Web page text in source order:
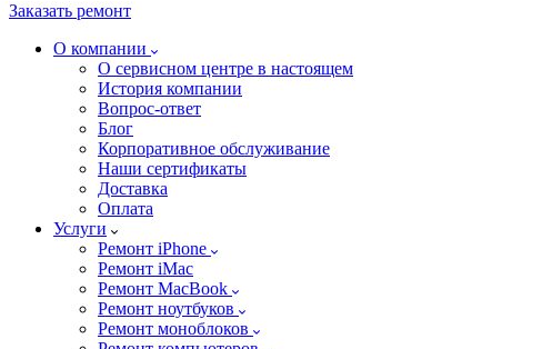
Заказать ремонт
О компании
О сервисном центре в настоящем
История компании
Вопрос-ответ
Блог
Корпоративное обслуживание
Наши сертификаты
Доставка
Оплата
Услуги
Ремонт iPhone
Ремонт iMac
Ремонт MacBook
Ремонт ноутбуков
Ремонт моноблоков